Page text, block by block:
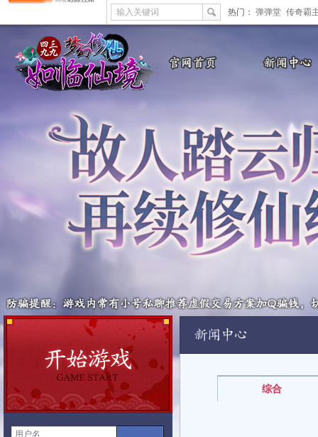
输入关键词 热门： 弹弹堂 传奇霸
闻中心
综合